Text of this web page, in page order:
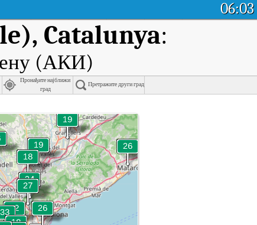
06:03
Catalunya:
(АКИ)
Пронађите најближи
град
Претражите други град
у реалном времену.